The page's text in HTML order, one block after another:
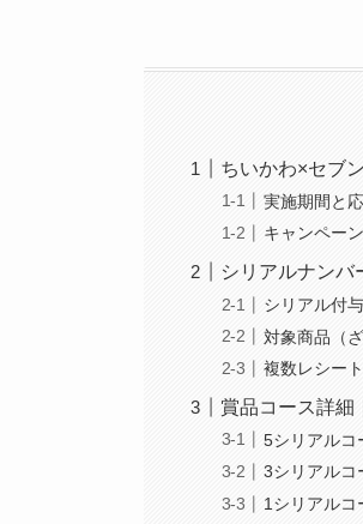
ちいかわ×セブ
実施期間と
キャンペー
シリアルナンバ
シリアル付
対象商品（
複数レシー
賞品コース詳細
5シリアルコ
3シリアルコ
1シリアルコ